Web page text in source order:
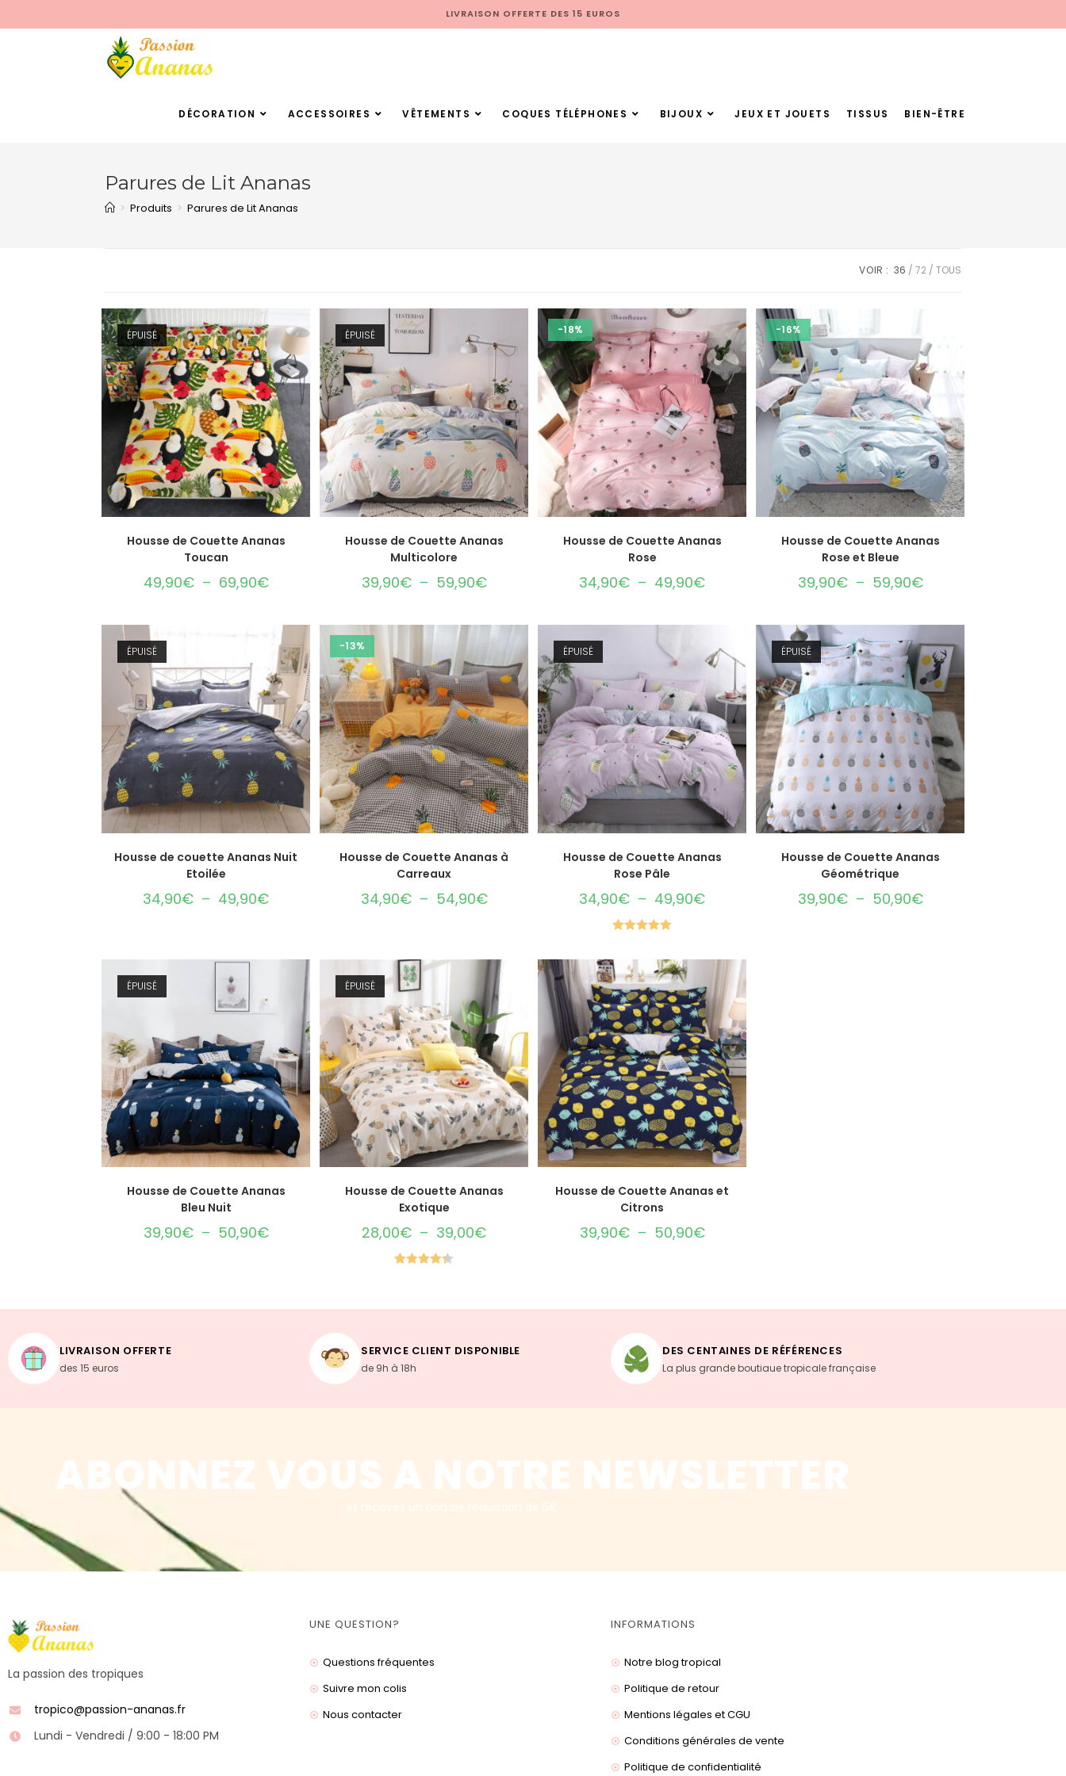
LIVRAISON OFFERTE DES 15 EUROS
DÉCORATION ACCESSOIRES VÊTEMENTS COQUES TÉLÉPHONES BIJOUX JEUX ET JOUETS TISSUS BIEN-ÊTRE
Parures de Lit Ananas
> Produits > Parures de Lit Ananas
VOIR : 36 72 TOUS
ÉPUISÉ
Housse de Couette Ananas
Toucan
49,90€ – 69,90€
ÉPUISÉ
Housse de Couette Ananas
Multicolore
39,90€ – 59,90€
-18%
Housse de Couette Ananas
Rose
34,90€ – 49,90€
-16%
Housse de Couette Ananas
Rose et Bleue
39,90€ – 59,90€
ÉPUISÉ
Housse de couette Ananas Nuit
Etoilée
34,90€ – 49,90€
-13%
Housse de Couette Ananas à
Carreaux
34,90€ – 54,90€
ÉPUISÉ
Housse de Couette Ananas
Rose Pâle
34,90€ – 49,90€
sur 5
ÉPUISÉ
Housse de Couette Ananas
Géométrique
39,90€ – 50,90€
ÉPUISÉ
Housse de Couette Ananas
Bleu Nuit
39,90€ – 50,90€
ÉPUISÉ
Housse de Couette Ananas
Exotique
28,00€ – 39,00€
Housse de Couette Ananas et
Citrons
39,90€ – 50,90€
LIVRAISON OFFERTE
des 15 euros
SERVICE CLIENT DISPONIBLE
de 9h à 18h
DES CENTAINES DE RÉFÉRENCES
La plus grande boutiaue tropicale française
ABONNEZ VOUS A NOTRE NEWSLETTER
et recevez un bon de réduction de 5€
La passion des tropiques
tropico@passion-ananas.fr
Lundi - Vendredi / 9:00 - 18:00 PM
UNE QUESTION?
Questions fréquentes
Suivre mon colis
Nous contacter
INFORMATIONS
Notre blog tropical
Politique de retour
Mentions légales et CGU
Conditions générales de vente
Politique de confidentialité